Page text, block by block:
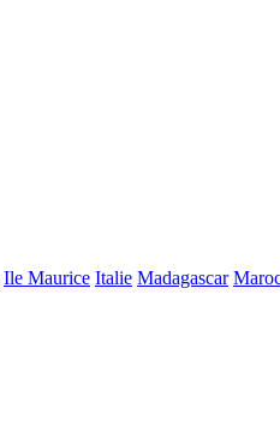
Ile Maurice Italie Madagascar